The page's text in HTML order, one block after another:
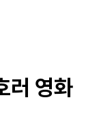
러 영화